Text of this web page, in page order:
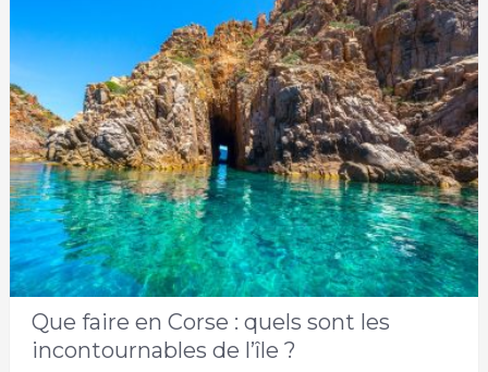
Que faire en Corse : quels sont les
incontournables de l’île ?